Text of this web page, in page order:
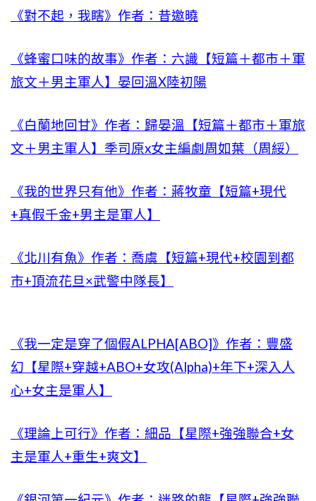
《對不起，我瞎》作者：昔邀曉
《蜂蜜口味的故事》作者：六識【短篇＋都市＋軍
旅文＋男主軍人】晏回溫X陸初陽
《白蘭地回甘》作者：歸晏溫【短篇＋都市＋軍旅
文＋男主軍人】季司原x女主編劇周如葉（周綏）
《我的世界只有他》作者：蔣牧童【短篇+現代
+真假千金+男主是軍人】
《北川有魚》作者：喬虞【短篇+現代+校園到都
市+頂流花旦×武警中隊長】
《我一定是穿了個假ALPHA[ABO]》作者：豐盛
幻【星際+穿越+ABO+女攻(Alpha)+年下+深入人
心+女主是軍人】
《理論上可行》作者：細品【星際+強強聯合+女
主是軍人+重生+爽文】